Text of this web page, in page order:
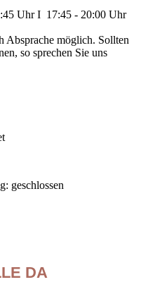
Uhr I 17:45 - 20:00 Uhr
Absprache möglich. Sollten
so sprechen Sie uns
geschlossen
DA